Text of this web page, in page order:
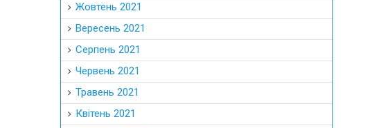
Жовтень 2021
Вересень 2021
Серпень 2021
Червень 2021
Травень 2021
Квітень 2021